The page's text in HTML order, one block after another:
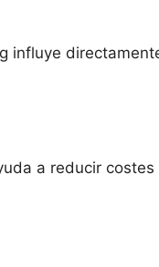
influye
a reducir